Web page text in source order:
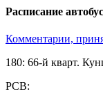
Расписание
Комментарии,
180: 66-й кварт.
РСВ: